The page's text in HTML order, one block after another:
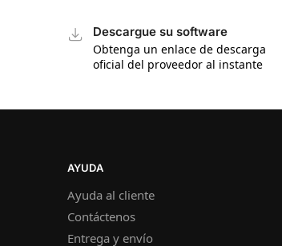
Descargue su software
Obtenga un enlace de descarga
oficial del proveedor al instante
AYUDA
Ayuda al cliente
Contáctenos
Entrega y envío